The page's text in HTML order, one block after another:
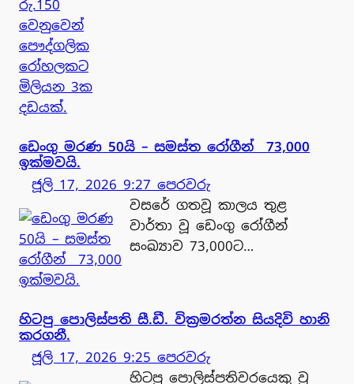
ඩෙංගු මරණ 50යි – සමස්ත රෝගීන් 73,000
ඉක්මවයි.
ජූලි 17, 2026 9:27 පෙරවරු
වසරේ ගතවූ කාලය තුළ
වාර්තා වූ ඩෙංගු රෝගීන්
සංඛ්‍යාව 73,000ට…
හිටපු පොලිස්පති සී.ඩී. වික්‍රමරත්න සියදිවි හානි
කරගනී.
ජූලි 17, 2026 9:25 පෙරවරු
හිටපු පොලිස්පතිවරයෙකු වූ